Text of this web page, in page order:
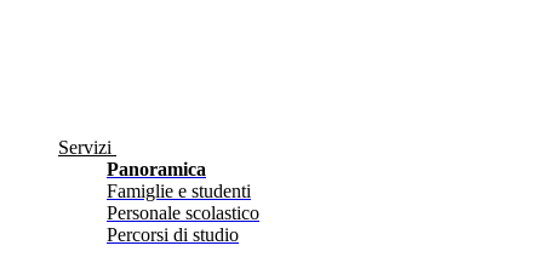
Servizi
Panoramica
Famiglie e studenti
Personale scolastico
Percorsi di studio